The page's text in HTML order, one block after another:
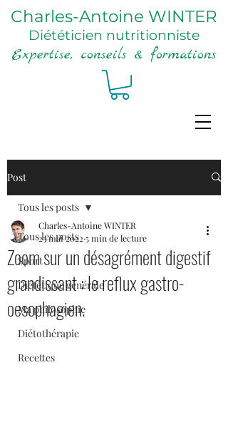
Charles-Antoine WINTER
Diététicien nutritionniste
Expertise, conseils & formations
Post
Tous les posts
Sport
Diététique générale
Ma philosophie
Diétothérapie
Recettes
Tous les posts
Zoom sur un désagrément digestif
grandissant : le reflux gastro-
oesophagien.
Charles-Antoine WINTER
23 mai 2022 5 min de lecture